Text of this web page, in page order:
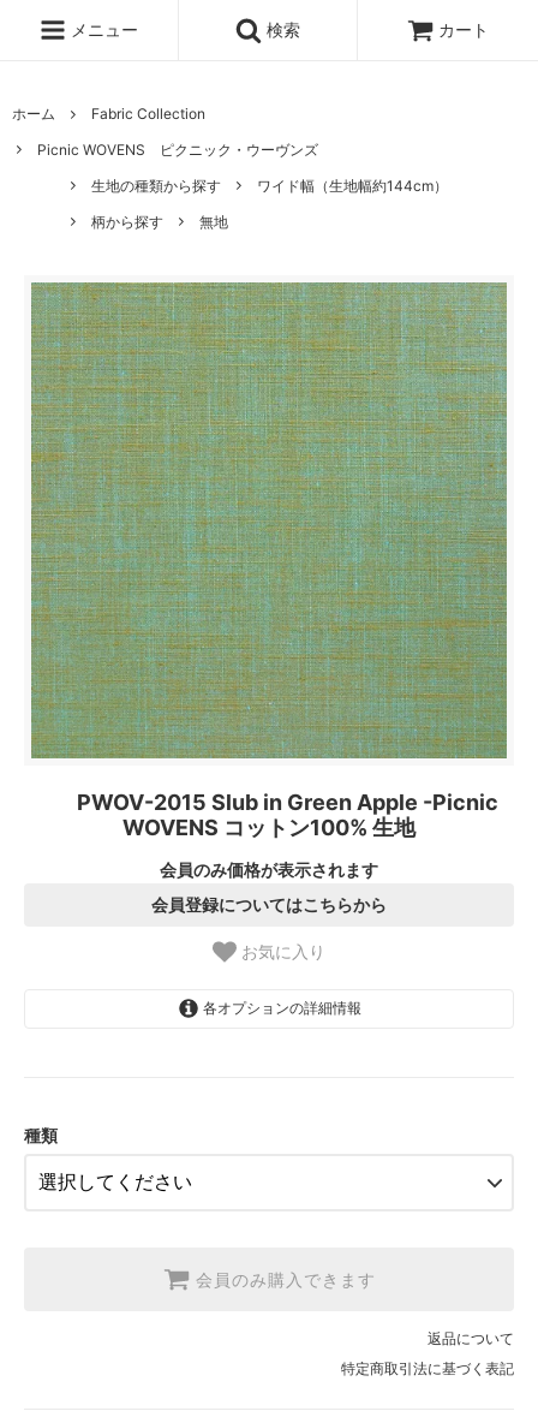
メニュー 検索 カート
ホーム
Fabric Collection
Picnic WOVENS ピクニック・ウーヴンズ
生地の種類から探す
ワイド幅（生地幅約144cm）
柄から探す
無地
PWOV-2015 Slub in Green Apple -Picnic
WOVENS コットン100% 生地
会員のみ価格が表示されます
会員登録についてはこちらから
お気に入り
各オプションの詳細情報
【2026/9/20〆10月発送予定分】
種類
会員のみ購入できます
返品について
特定商取引法に基づく表記